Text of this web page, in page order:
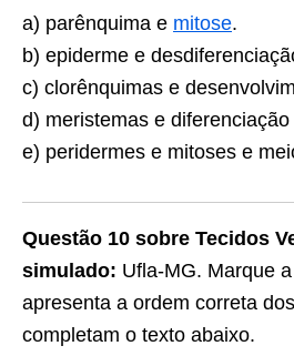
a) parênquima e mitose.
b) epiderme e
c) clorênquimas e
d) meristemas e diferenciação
e) peridermes e mitoses e
Questão 10 sobre Tecidos
simulado: Ufla-MG. Marque
apresenta a ordem correta
completam o texto abaixo.